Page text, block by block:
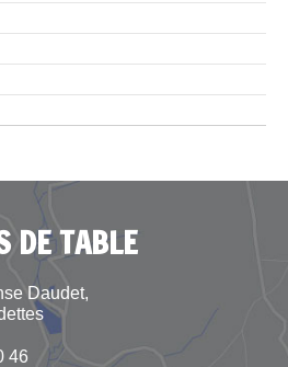
DE TABLE
Daudet,
46